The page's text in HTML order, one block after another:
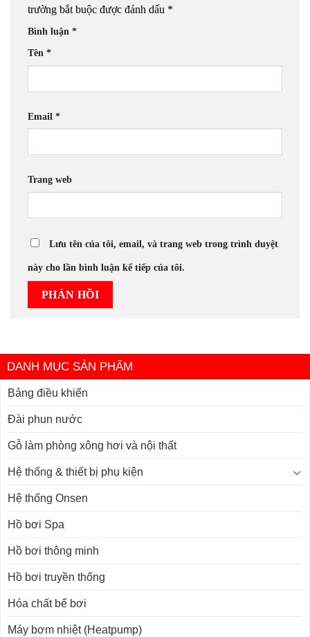
trường bắt buộc được đánh dấu *
Bình luận *
Tên *
Email *
Trang web
Lưu tên của tôi, email, và trang web trong trình duyệt
này cho lần bình luận kế tiếp của tôi.
DANH MỤC SẢN PHẨM
Bảng điều khiển
Đài phun nước
Gỗ làm phòng xông hơi và nội thất
Hệ thống & thiết bị phụ kiện
Hệ thống Onsen
Hồ bơi Spa
Hồ bơi thông minh
Hồ bơi truyền thống
Hóa chất bể bơi
Máy bơm nhiệt (Heatpump)